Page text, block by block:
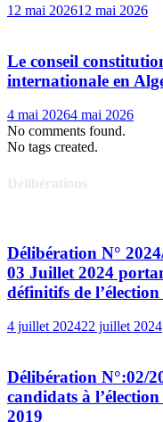
12 mai 202612 mai 2026
Le conseil
internationale en
4 mai 20264 mai 2026
No comments found.
No tags created.
Délibération N°
03 Juillet 2024
définitifs de
4 juillet 202422 juillet 2024
Délibération N°:02/
candidats à
2019